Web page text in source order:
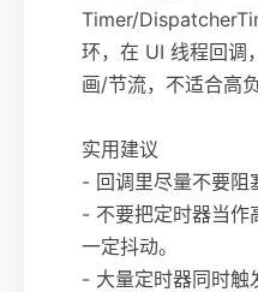
Timer/
环，在 UI 线程回调
画/节流，不适合高
实用建议
- 回调里尽量不要阻
- 不要把定时器当作
一定抖动。
- 大量定时器同时触